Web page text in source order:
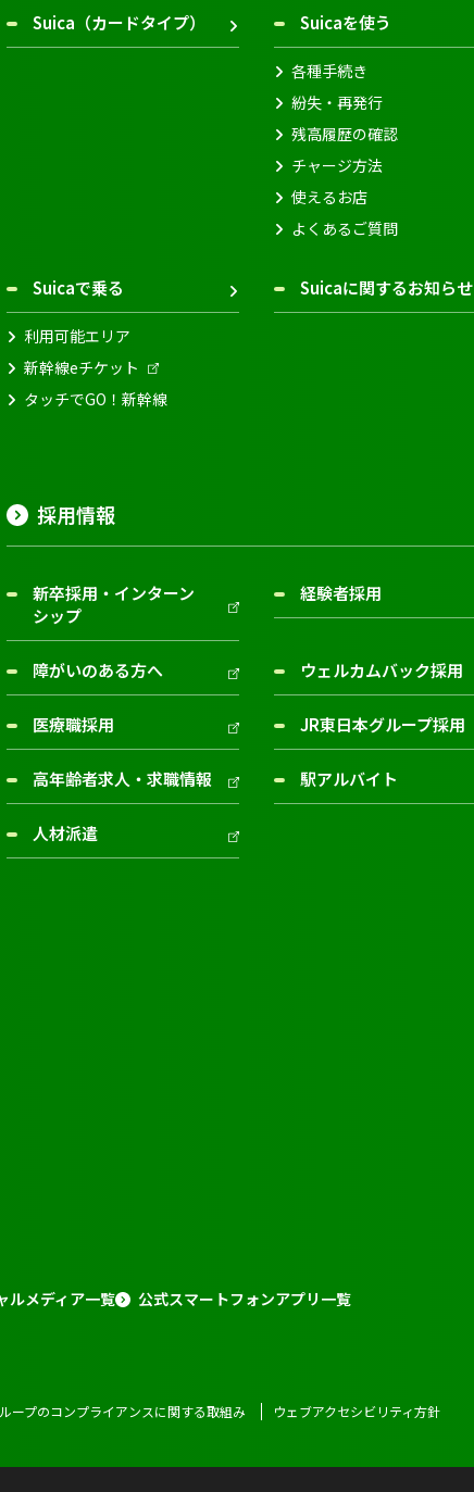
Suica（カードタイプ） Suicaを使う
各種手続き
紛失・再発行
残高履歴の確認
チャージ方法
使えるお店
よくあるご質問
Suicaで乗る
利用可能エリア
新幹線eチケット
タッチでGO！新幹線
Suicaに関するお知らせ
採用情報
新卒採用・インターン
シップ
経験者採用
障がいのある方へ ウェルカムバック採用
医療職採用 JR東日本グループ採用
高年齢者求人・求職情報 駅アルバイト
人材派遣
ルメディア一覧 公式スマートフォンアプリ一覧
ープのコンプライアンスに関する取組み ウェブアクセシビリティ方針